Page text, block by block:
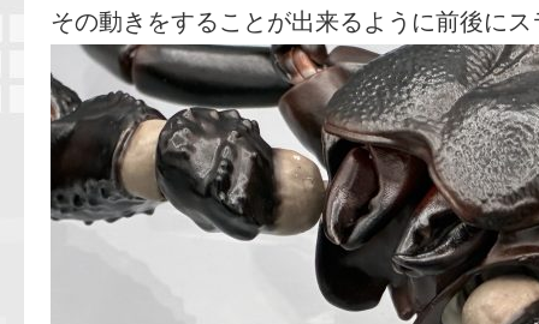
その動きをすることが出来るように前後に